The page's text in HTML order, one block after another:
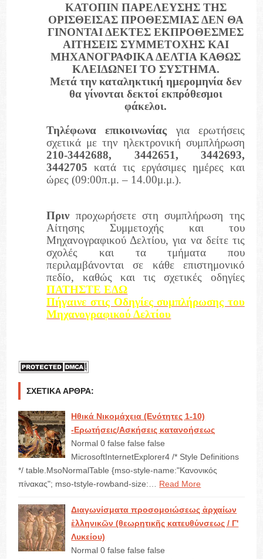
ΚΑΤΟΠΙΝ ΠΑΡΕΛΕΥΣΗΣ ΤΗΣ
ΟΡΙΣΘΕΙΣΑΣ ΠΡΟΘΕΣΜΙΑΣ ΔΕΝ ΘΑ
ΓΙΝΟΝΤΑΙ ΔΕΚΤΕΣ ΕΚΠΡΟΘΕΣΜΕΣ
ΑΙΤΗΣΕΙΣ ΣΥΜΜΕΤΟΧΗΣ ΚΑΙ
ΜΗΧΑΝΟΓΡΑΦΙΚΑ ΔΕΛΤΙΑ ΚΑΘΩΣ
ΚΛΕΙΔΩΝΕΙ ΤΟ ΣΥΣΤΗΜΑ.
Μετά την καταληκτική ημερομηνία δεν
θα γίνονται δεκτοί εκπρόθεσμοι
φάκελοι.
Τηλέφωνα επικοινωνίας για ερωτήσεις
σχετικά με την ηλεκτρονική συμπλήρωση
210-3442688, 3442651, 3442693,
3442705 κατά τις εργάσιμες ημέρες και
ώρες (09:00π.μ. – 14.00μ.μ.).
Πριν προχωρήσετε στη συμπλήρωση της
Αίτησης Συμμετοχής και του
Μηχανογραφικού Δελτίου, για να δείτε τις
σχολές και τα τμήματα που
περιλαμβάνονται σε κάθε επιστημονικό
πεδίο, καθώς και τις σχετικές οδηγίες
ΠΑΤΗΣΤΕ ΕΔΩ
Πήγαινε στις Οδηγίες συμπλήρωσης του
Μηχανογραφικού Δελτίου
ΣΧΕΤΙΚΆ ΆΡΘΡΑ:
Ηθικά Νικομάχεια (Ενότητες 1-10)
-Ερωτήσεις/Ασκήσεις κατανοήσεως
Normal 0 false false false
MicrosoftInternetExplorer4 /* Style Definitions
*/ table.MsoNormalTable {mso-style-name:"Κανονικός
πίνακας"; mso-tstyle-rowband-size:…
Read More
Διαγωνίσματα προσομοιώσεως ἀρχαίων
ἑλληνικῶν (θεωρητικῆς κατευθύνσεως / Γ'
Λυκείου)
Normal 0 false false false